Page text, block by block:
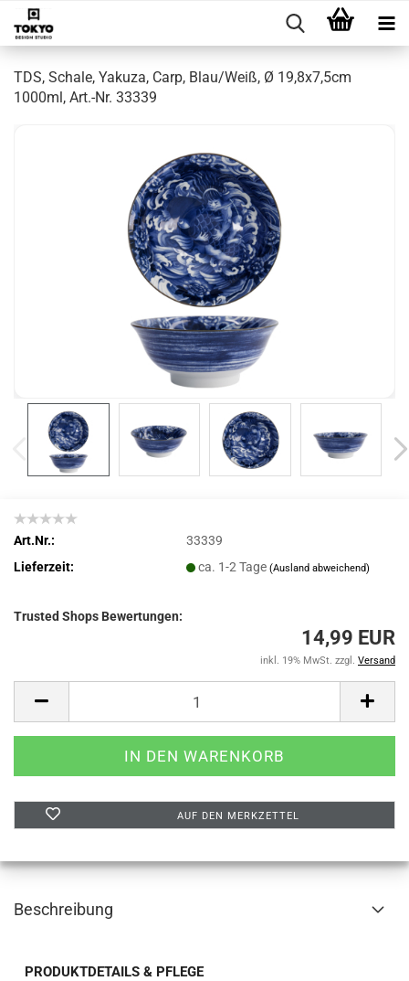
TDS, Schale, Yakuza, Carp, Blau/Weiß, Ø 19,8x7,5cm
1000ml, Art.-Nr. 33339
Art.Nr.:
33339
Lieferzeit:
ca. 1-2 Tage(Ausland abweichend)
Trusted Shops Bewertungen:
14,99 EUR
inkl. 19% MwSt. zzgl. Versand
AUF DEN MERKZETTEL
Beschreibung
PRODUKTDETAILS & PFLEGE